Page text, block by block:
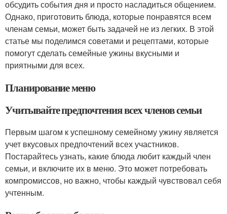
обсудить события дня и просто насладиться общением.
Однако, приготовить блюда, которые понравятся всем
членам семьи, может быть задачей не из легких. В этой
статье мы поделимся советами и рецептами, которые
помогут сделать семейные ужины вкусными и
приятными для всех.
Планирование меню
Учитывайте предпочтения всех членов семьи
Первым шагом к успешному семейному ужину является
учет вкусовых предпочтений всех участников.
Постарайтесь узнать, какие блюда любит каждый член
семьи, и включите их в меню. Это может потребовать
компромиссов, но важно, чтобы каждый чувствовал себя
учтенным.